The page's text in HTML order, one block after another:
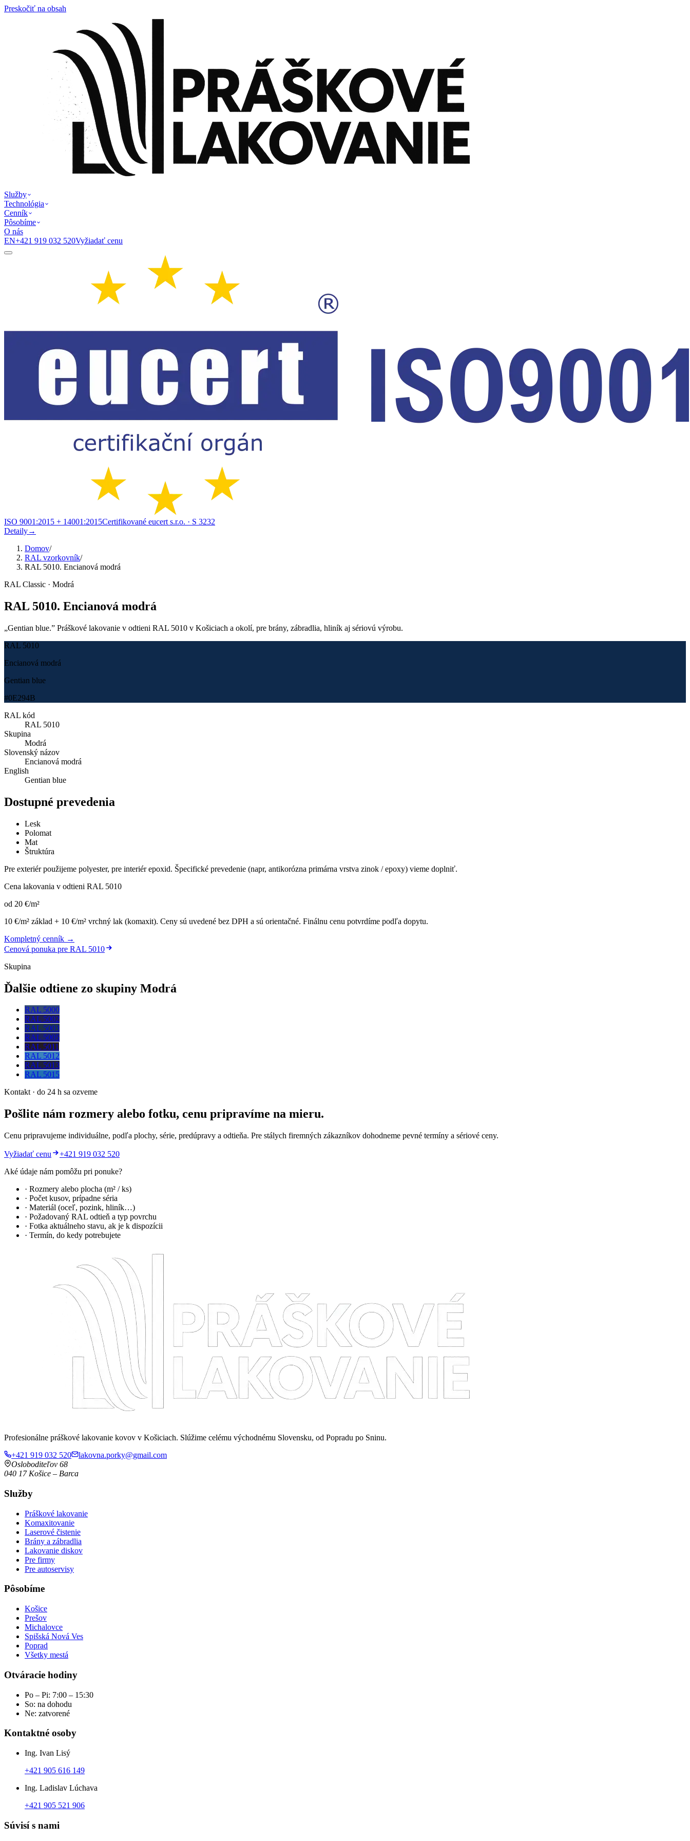
Preskočiť na obsah
Služby
Technológia
Cenník
Pôsobíme
O nás
EN+421 919 032 520Vyžiadať cenu
ISO 9001:2015 + 14001:2015Certifikované eucert s.r.o. · S 3232
Detaily→
Domov/
RAL vzorkovník/
RAL 5010. Encianová modrá
RAL Classic · Modrá
RAL 5010. Encianová modrá
„Gentian blue.” Práškové lakovanie v odtieni RAL 5010 v Košiciach a okolí, pre brány, zábradlia, hliník aj sériovú výrobu.
RAL 5010
Encianová modrá
Gentian blue
#0E294B
RAL kód
RAL 5010
Skupina
Modrá
Slovenský názov
Encianová modrá
English
Gentian blue
Dostupné prevedenia
Lesk
Polomat
Mat
Štruktúra
Pre exteriér použijeme polyester, pre interiér epoxid. Špecifické prevedenie (napr, antikorózna primárna vrstva zinok / epoxy) vieme doplniť.
Cena lakovania v odtieni RAL 5010
od 20 €/m²
10 €/m² základ + 10 €/m² vrchný lak (komaxit). Ceny sú uvedené bez DPH a sú orientačné. Finálnu cenu potvrdíme podľa dopytu.
Kompletný cenník →
Cenová ponuka pre RAL 5010
Skupina
Ďalšie odtiene zo skupiny Modrá
RAL 5000
RAL 5002
RAL 5003
RAL 5005
RAL 5011
RAL 5012
RAL 5013
RAL 5015
Kontakt · do 24 h sa ozveme
Pošlite nám rozmery alebo fotku, cenu pripravíme na mieru.
Cenu pripravujeme individuálne, podľa plochy, série, predúpravy a odtieňa. Pre stálych firemných zákazníkov dohodneme pevné termíny a sériové ceny.
Vyžiadať cenu
+421 919 032 520
Aké údaje nám pomôžu pri ponuke?
· Rozmery alebo plocha (m² / ks)
· Počet kusov, prípadne séria
· Materiál (oceľ, pozink, hliník…)
· Požadovaný RAL odtieň a typ povrchu
· Fotka aktuálneho stavu, ak je k dispozícii
· Termín, do kedy potrebujete
Profesionálne práškové lakovanie kovov v Košiciach. Slúžime celému východnému Slovensku, od Popradu po Sninu.
+421 919 032 520
lakovna.porky@gmail.com
Osloboditeľov 68
040 17 Košice – Barca
Služby
Práškové lakovanie
Komaxitovanie
Laserové čistenie
Brány a zábradlia
Lakovanie diskov
Pre firmy
Pre autoservisy
Pôsobíme
Košice
Prešov
Michalovce
Spišská Nová Ves
Poprad
Všetky mestá
Otváracie hodiny
Po – Pi: 7:00 – 15:30
So: na dohodu
Ne: zatvorené
Kontaktné osoby
Ing. Ivan Lisý
+421 905 616 149
Ing. Ladislav Lúchava
+421 905 521 906
Súvisí s nami